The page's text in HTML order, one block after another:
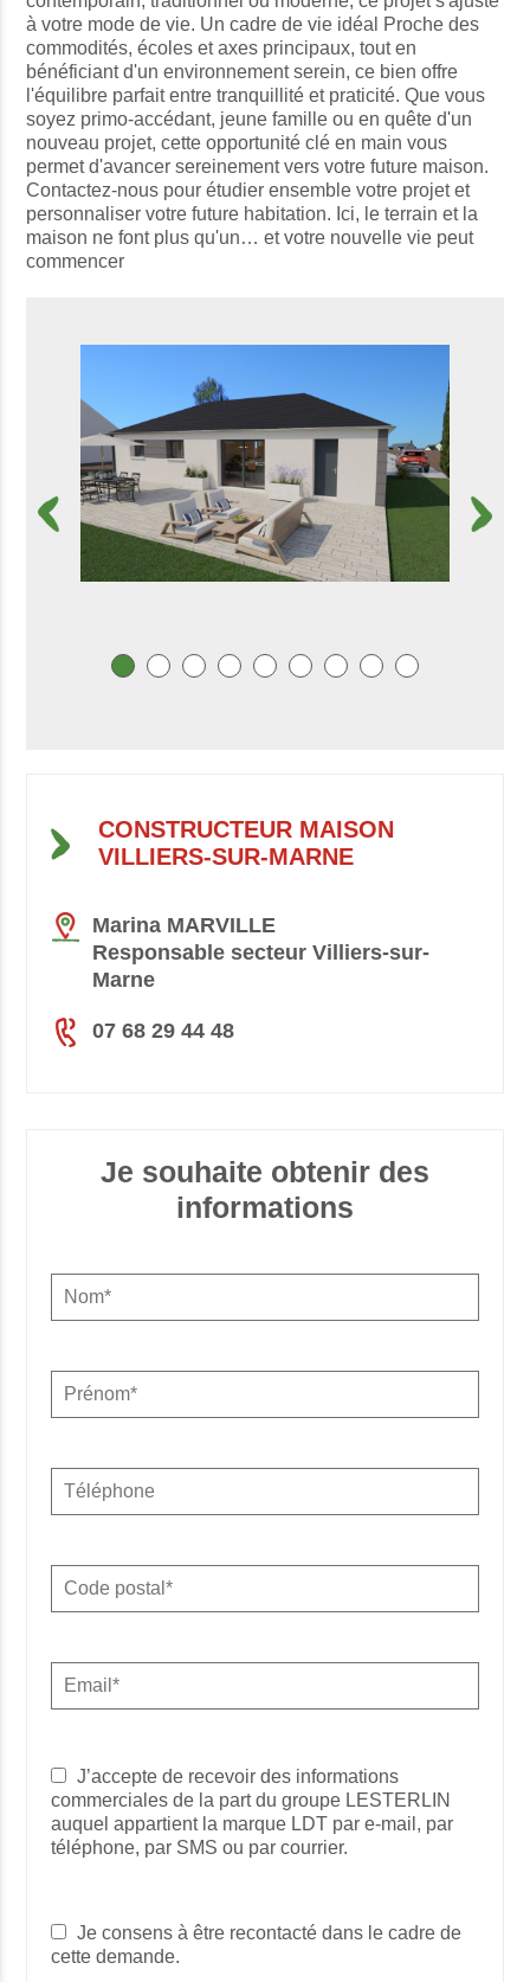
à votre mode de vie. Un cadre de vie idéal Proche des
commodités, écoles et axes principaux, tout en
bénéficiant d'un environnement serein, ce bien offre
l'équilibre parfait entre tranquillité et praticité. Que vous
soyez primo-accédant, jeune famille ou en quête d'un
nouveau projet, cette opportunité clé en main vous
permet d'avancer sereinement vers votre future maison.
Contactez-nous pour étudier ensemble votre projet et
personnaliser votre future habitation. Ici, le terrain et la
maison ne font plus qu'un… et votre nouvelle vie peut
commencer
CONSTRUCTEUR MAISON
VILLIERS-SUR-MARNE
Marina MARVILLE
Responsable secteur Villiers-sur-
Marne
07 68 29 44 48
Je souhaite obtenir des
informations
J’accepte de recevoir des informations
commerciales de la part du groupe LESTERLIN
auquel appartient la marque LDT par e-mail, par
téléphone, par SMS ou par courrier.
Je consens à être recontacté dans le cadre de
cette demande.